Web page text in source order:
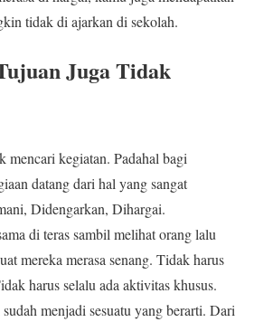
tidak di ajarkan di sekolah.
Juga Tidak
mencari kegiatan. Padahal bagi
datang dari hal yang sangat
Didengarkan, Dihargai.
di teras sambil melihat orang lalu
mereka merasa senang. Tidak harus
harus selalu ada aktivitas khusus.
menjadi sesuatu yang berarti. Dari